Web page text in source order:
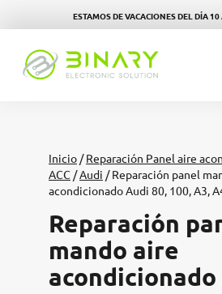
ESTAMOS DE VACACIONES DEL DÍA
Inicio /Reparación Panel aire
ACC /Audi / Reparación panel
acondicionado Audi 80, 100, A3,
Reparación
mando aire